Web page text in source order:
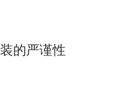
的严谨性